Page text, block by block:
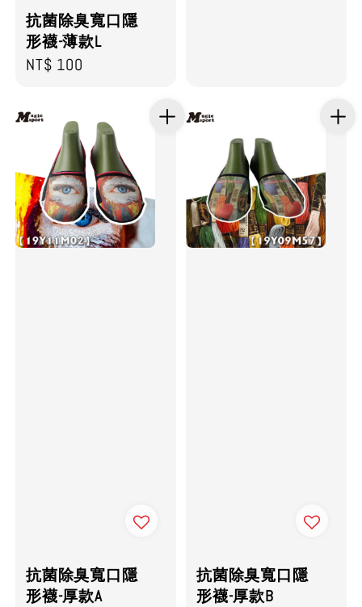
抗菌除臭寬口隱
形襪-薄款L
Regular
NT$ 100
抗菌除臭寬口隱
形襪-厚款A
抗菌除臭寬口隱
形襪-厚款B